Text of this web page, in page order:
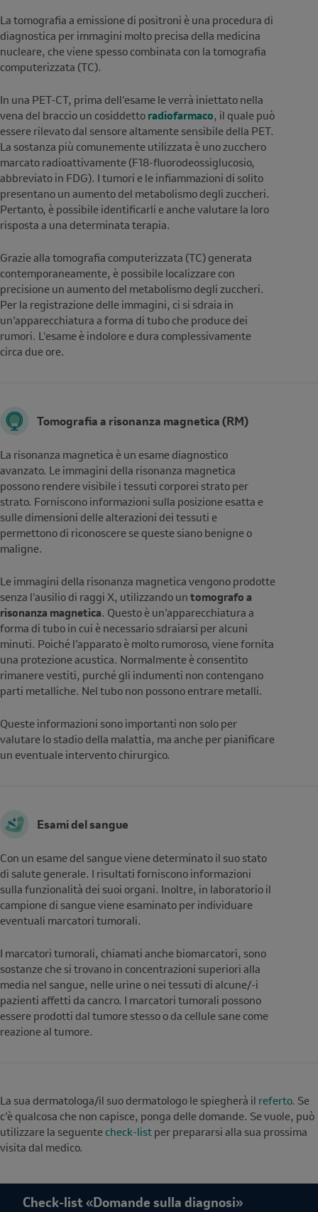
La tomografia a emissione di positroni è una procedura di
diagnostica per immagini molto precisa della medicina
nucleare, che viene spesso combinata con la tomografia
computerizzata (TC).
In una PET-CT, prima dell'esame le verrà iniettato nella
vena del braccio un cosiddetto radiofarmaco, il quale può
essere rilevato dal sensore altamente sensibile della PET.
La sostanza più comunemente utilizzata è uno zucchero
marcato radioattivamente (F18-fluorodeossiglucosio,
abbreviato in FDG). I tumori e le infiammazioni di solito
presentano un aumento del metabolismo degli zuccheri.
Pertanto, è possibile identificarli e anche valutare la loro
risposta a una determinata terapia.
Grazie alla tomografia computerizzata (TC) generata
contemporaneamente, è possibile localizzare con
precisione un aumento del metabolismo degli zuccheri.
Per la registrazione delle immagini, ci si sdraia in
un’apparecchiatura a forma di tubo che produce dei
rumori. L'esame è indolore e dura complessivamente
circa due ore.
Tomografia a risonanza magnetica (RM)
La risonanza magnetica è un esame diagnostico
avanzato. Le immagini della risonanza magnetica
possono rendere visibile i tessuti corporei strato per
strato. Forniscono informazioni sulla posizione esatta e
sulle dimensioni delle alterazioni dei tessuti e
permettono di riconoscere se queste siano benigne o
maligne.
Le immagini della risonanza magnetica vengono prodotte
senza l'ausilio di raggi X, utilizzando un tomografo a
risonanza magnetica. Questo è un’apparecchiatura a
forma di tubo in cui è necessario sdraiarsi per alcuni
minuti. Poiché l’apparato è molto rumoroso, viene fornita
una protezione acustica. Normalmente è consentito
rimanere vestiti, purché gli indumenti non contengano
parti metalliche. Nel tubo non possono entrare metalli.
Queste informazioni sono importanti non solo per
valutare lo stadio della malattia, ma anche per pianificare
un eventuale intervento chirurgico.
Esami del sangue
Con un esame del sangue viene determinato il suo stato
di salute generale. I risultati forniscono informazioni
sulla funzionalità dei suoi organi. Inoltre, in laboratorio il
campione di sangue viene esaminato per individuare
eventuali marcatori tumorali.
I marcatori tumorali, chiamati anche biomarcatori, sono
sostanze che si trovano in concentrazioni superiori alla
media nel sangue, nelle urine o nei tessuti di alcune/-i
pazienti affetti da cancro. I marcatori tumorali possono
essere prodotti dal tumore stesso o da cellule sane come
reazione al tumore.
La sua dermatologa/il suo dermatologo le spiegherà il referto. Se
c’è qualcosa che non capisce, ponga delle domande. Se vuole, può
utilizzare la seguentecheck-list per prepararsi alla sua prossima
visita dal medico.
Check-list «Domande sulla diagnosi»